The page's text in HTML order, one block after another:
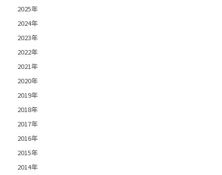
2025年
2024年
2023年
2022年
2021年
2020年
2019年
2018年
2017年
2016年
2015年
2014年